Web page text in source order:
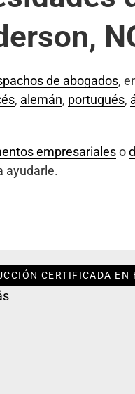
de abogados,
, alemán, portugués,
empresarialeso
ayudarle.
CERTIFICADA EN